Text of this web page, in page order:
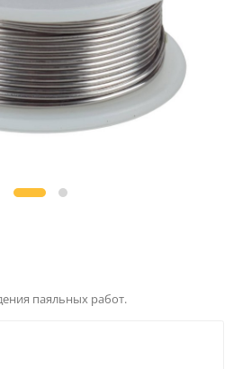
паяльных работ.